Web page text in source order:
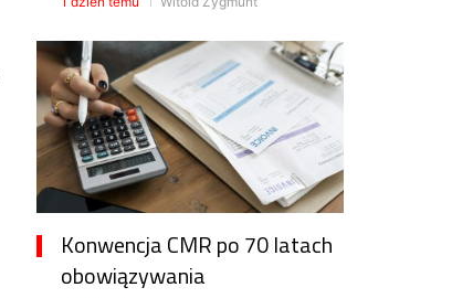
Konwencja CMR po 70 latach
obowiązywania